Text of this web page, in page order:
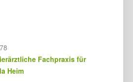
Fachpraxis für
Heim